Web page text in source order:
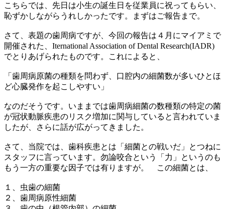
こちらでは、先日は小生の誕生日を従業員に祝ってもらい、
恥ずかしながらうれしかったです。まずはご報告まで。
さて、表題の歯周病ですが、今回の報告は４月にマイアミで
開催された、Iternational Association of Dental Research(IADR)
でとりあげられたものです。これによると、
「歯周病原菌の種類を問わず、口腔内の細菌数が多いひとほ
ど心臓発作を起こしやすい」
なのだそうです。いままでは歯周病細菌の数種類の特定の菌
が冠状動脈疾患のリスク増加に関与していると言われていま
したが、さらに話が広がってきました。
さて、当院では、歯科疾患とは「細菌との戦いだ」とつねに
スタッフに言っています。勿論咬合という「力」というのも
もう一方の重要な因子では有りますが。 この細菌とは、
１、虫歯の細菌
２、歯周病原性細菌